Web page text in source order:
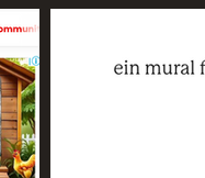
ART INSIDER believes in the
and artists. Life is an
channel: http://insder.co/Art
https://thisisinsider.com ART
https://www.facebook.com/
INSIDER on Instagram:
https://www.instagram.com/
Twitter: https://twitter.com/